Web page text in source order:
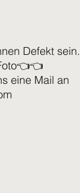
Defekt sein.
eine Mail an